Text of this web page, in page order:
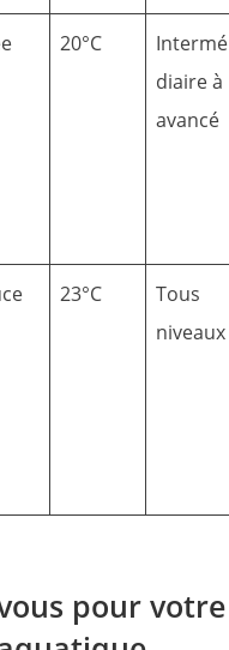
20°C
Intermé
diaire à
avancé
23°C
Tous
niveaux
pour votre